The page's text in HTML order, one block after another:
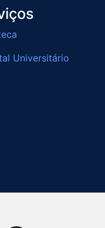
Universitário